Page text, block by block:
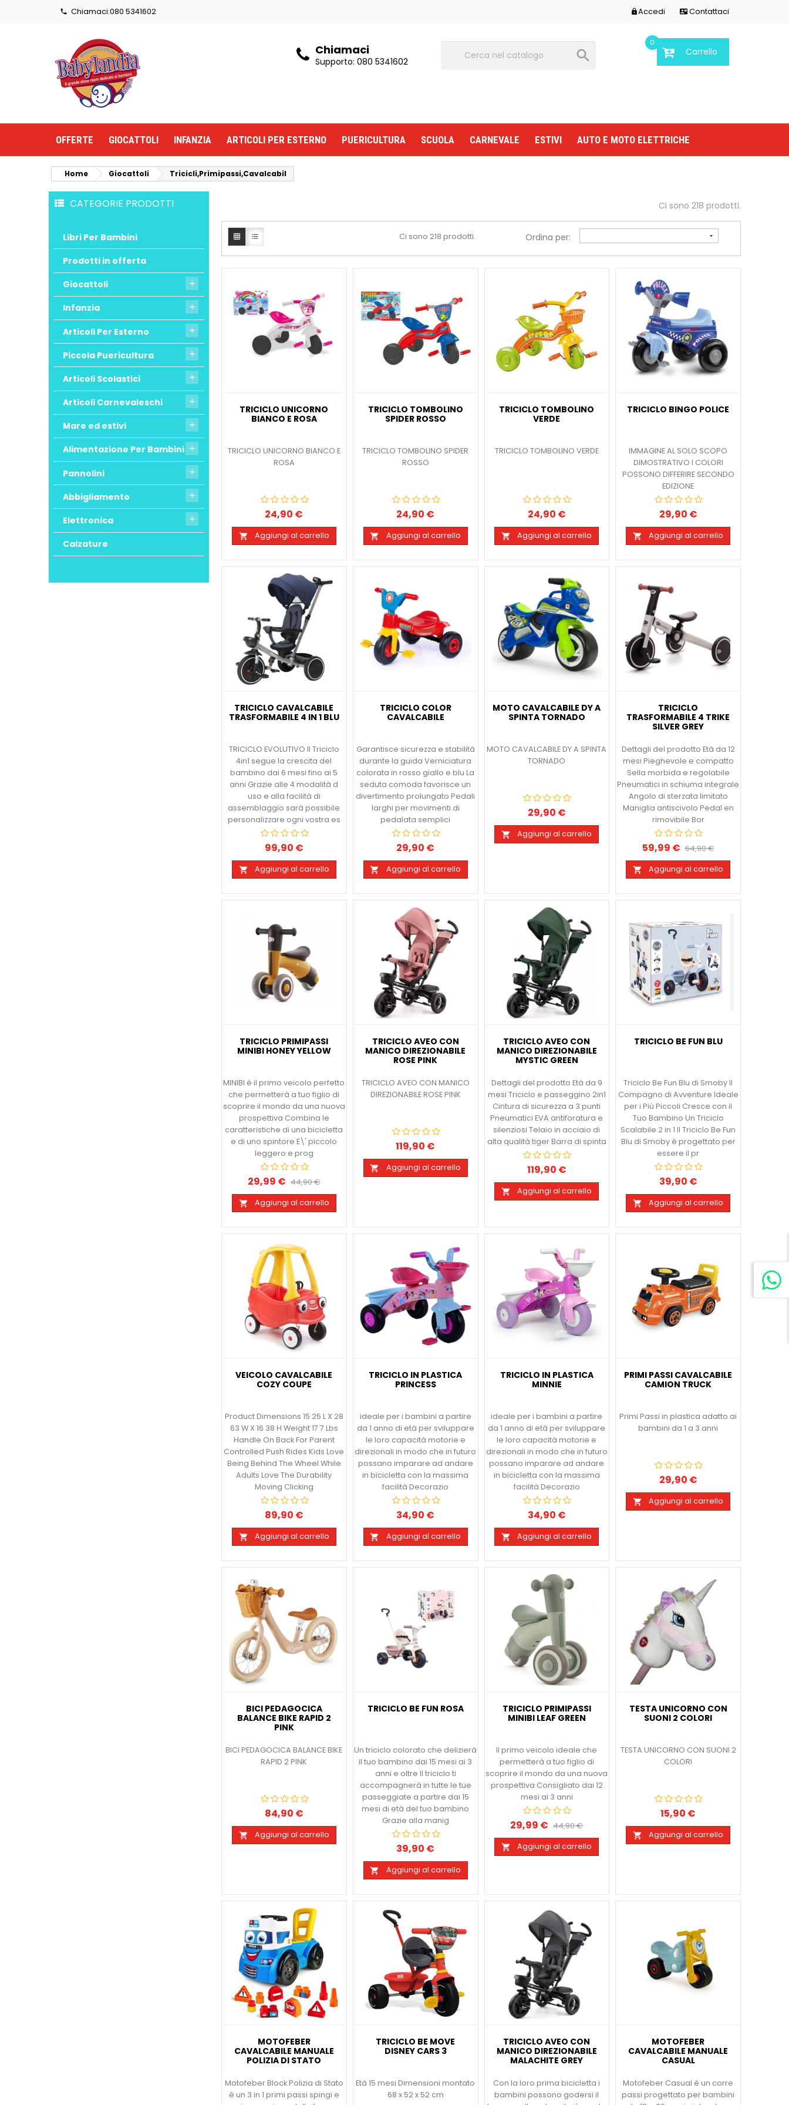
 Chiamaci:080 5341602 Accedi  Contattaci
Chiamaci
Supporto:080 5341602  Carrello
0
OFFERTE GIOCATTOLI INFANZIA ARTICOLI PER ESTERNO PUERICULTURA SCUOLA CARNEVALE ESTIVI AUTO E MOTO ELETTRICHE
Home Giocattoli Tricicli,Primipassi,Cavalcabil
CATEGORIE PRODOTTI
Libri Per Bambini
Prodotti in offerta
Giocattoli 
Infanzia 
Articoli Per Esterno 
Piccola Puericultura 
Articoli Scolastici 
Articoli Carnevaleschi 
Mare ed estivi 
Alimentazione Per Bambini 
Pannolini 
Abbigliamento 
Elettronica 
Calzature
Ci sono 218 prodotti.
  Ci sono 218 prodotti. Ordina per: 
TRICICLO UNICORNO
BIANCO E ROSA
TRICICLO UNICORNO BIANCO E
ROSA
Prezzo
24,90 €
 Aggiungi al carrello
TRICICLO TOMBOLINO
SPIDER ROSSO
TRICICLO TOMBOLINO SPIDER
ROSSO
Prezzo
24,90 €
 Aggiungi al carrello
TRICICLO TOMBOLINO
VERDE
TRICICLO TOMBOLINO VERDE
Prezzo
24,90 €
 Aggiungi al carrello
TRICICLO BINGO POLICE
IMMAGINE AL SOLO SCOPO
DIMOSTRATIVO I COLORI
POSSONO DIFFERIRE SECONDO
EDIZIONE
Prezzo
29,90 €
 Aggiungi al carrello
TRICICLO CAVALCABILE
TRASFORMABILE 4 IN 1 BLU
TRICICLO EVOLUTIVO Il Triciclo
4in1 segue la crescita del
bambino dai 6 mesi fino ai 5
anni Grazie alle 4 modalità d
uso e alla facilità di
assemblaggio sarà possibile
personalizzare ogni vostra es
Prezzo
99,90 €
 Aggiungi al carrello
TRICICLO COLOR
CAVALCABILE
Garantisce sicurezza e stabilità
durante la guida Verniciatura
colorata in rosso giallo e blu La
seduta comoda favorisce un
divertimento prolungato Pedali
larghi per movimenti di
pedalata semplici
Prezzo
29,90 €
 Aggiungi al carrello
MOTO CAVALCABILE DY A
SPINTA TORNADO
MOTO CAVALCABILE DY A SPINTA
TORNADO
Prezzo
29,90 €
 Aggiungi al carrello
TRICICLO
TRASFORMABILE 4 TRIKE
SILVER GREY
Dettagli del prodotto Età da 12
mesi Pieghevole e compatto
Sella morbida e regolabile
Pneumatici in schiuma integrale
Angolo di sterzata limitato
Maniglia antiscivolo Pedal en
rimovibile Bor
Prezzo
59,99 € Prezzo
base
64,90 €
 Aggiungi al carrello
TRICICLO PRIMIPASSI
MINIBI HONEY YELLOW
MINIBI è il primo veicolo perfetto
che permetterà a tuo figlio di
scoprire il mondo da una nuova
prospettiva Combina le
caratteristiche di una bicicletta
e di uno spintore E\' piccolo
leggero e prog
Prezzo
29,99 € Prezzo
base
44,90 €
 Aggiungi al carrello
TRICICLO AVEO CON
MANICO DIREZIONABILE
ROSE PINK
TRICICLO AVEO CON MANICO
DIREZIONABILE ROSE PINK
Prezzo
119,90 €
 Aggiungi al carrello
TRICICLO AVEO CON
MANICO DIREZIONABILE
MYSTIC GREEN
Dettagli del prodotto Età da 9
mesi Triciclo e passeggino 2in1
Cintura di sicurezza a 3 punti
Pneumatici EVA antiforatura e
silenziosi Telaio in acciaio di
alta qualità tiger Barra di spinta
Prezzo
119,90 €
 Aggiungi al carrello
TRICICLO BE FUN BLU
Triciclo Be Fun Blu di Smoby Il
Compagno di Avventure Ideale
per i Più Piccoli Cresce con il
Tuo Bambino Un Triciclo
Scalabile 2 in 1 Il Triciclo Be Fun
Blu di Smoby è progettato per
essere il pr
Prezzo
39,90 €
 Aggiungi al carrello
VEICOLO CAVALCABILE
COZY COUPE
Product Dimensions 15 25 L X 28
63 W X 16 38 H Weight 17 7 Lbs
Handle On Back For Parent
Controlled Push Rides Kids Love
Being Behind The Wheel While
Adults Love The Durability
Moving Clicking
Prezzo
89,90 €
 Aggiungi al carrello
TRICICLO IN PLASTICA
PRINCESS
ideale per i bambini a partire
da 1 anno di età per sviluppare
le loro capacità motorie e
direzionali in modo che in futuro
possano imparare ad andare
in bicicletta con la massima
facilità Decorazio
Prezzo
34,90 €
 Aggiungi al carrello
TRICICLO IN PLASTICA
MINNIE
ideale per i bambini a partire
da 1 anno di età per sviluppare
le loro capacità motorie e
direzionali in modo che in futuro
possano imparare ad andare
in bicicletta con la massima
facilità Decorazio
Prezzo
34,90 €
 Aggiungi al carrello
PRIMI PASSI CAVALCABILE
CAMION TRUCK
Primi Passi in plastica adatto ai
bambini da 1 a 3 anni
Prezzo
29,90 €
 Aggiungi al carrello
BICI PEDAGOCICA
BALANCE BIKE RAPID 2
PINK
BICI PEDAGOCICA BALANCE BIKE
RAPID 2 PINK
Prezzo
84,90 €
 Aggiungi al carrello
TRICICLO BE FUN ROSA
Un triciclo colorato che delizierà
il tuo bambino dai 15 mesi ai 3
anni e oltre Il triciclo ti
accompagnerà in tutte le tue
passeggiate a partire dai 15
mesi di età del tuo bambino
Grazie alla manig
Prezzo
39,90 €
 Aggiungi al carrello
TRICICLO PRIMIPASSI
MINIBI LEAF GREEN
Il primo veicolo ideale che
permetterà a tuo figlio di
scoprire il mondo da una nuova
prospettiva Consigliato dai 12
mesi ai 3 anni
Prezzo
29,99 € Prezzo
base
44,90 €
 Aggiungi al carrello
TESTA UNICORNO CON
SUONI 2 COLORI
TESTA UNICORNO CON SUONI 2
COLORI
Prezzo
15,90 €
 Aggiungi al carrello
MOTOFEBER
CAVALCABILE MANUALE
POLIZIA DI STATO
Motofeber Block Polizia di Stato
è un 3 in 1 primi passi spingi e
TRICICLO BE MOVE
DISNEY CARS 3
Età 15 mesi Dimensioni montato
68 x 52 x 52 cm
TRICICLO AVEO CON
MANICO DIREZIONABILE
MALACHITE GREY
Con la loro prima bicicletta i
bambini possono godersi il
MOTOFEBER
CAVALCABILE MANUALE
CASUAL
Motofeber Casual è un corre
passi progettato per bambini